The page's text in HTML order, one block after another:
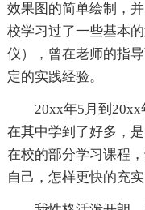
效果图的简单绘制，
校学习过了一些基本
仪），曾在老师的指
定的实践经验。
20xx年5月到20xx
在其中学到了好多，
在校的部分学习课程
自己，怎样更快的充